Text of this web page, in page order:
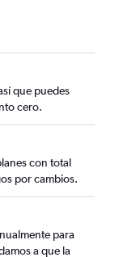
que puedes
cero.
con total
por cambios.
para
a que la